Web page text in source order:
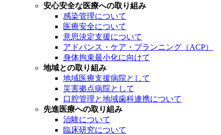
安心安全な医療への取り組み
感染管理について
医療安全について
意思決定支援について
アドバンス・ケア・プランニング（ACP）
身体拘束最小化に向けて
地域との取り組み
地域医療支援病院として
災害拠点病院として
口腔管理と地域歯科連携について
先進医療への取り組み
治験について
臨床研究について